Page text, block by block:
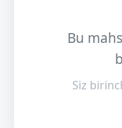
Bu
Siz